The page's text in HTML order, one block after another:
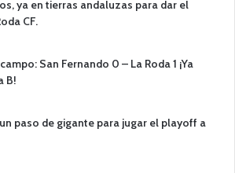
ya en tierras andaluzas para dar el
CF.
San Fernando 0 – La Roda 1 ¡Ya
B!
paso de gigante para jugar el playoff a